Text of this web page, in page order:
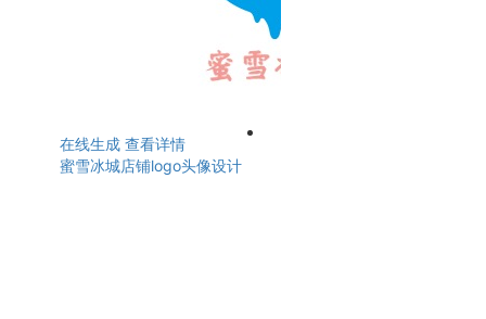
在线生成 查看详情
蜜雪冰城店铺logo头像设计